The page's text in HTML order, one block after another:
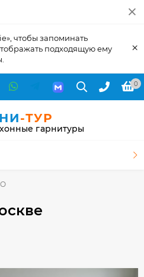
чтобы запоминать
подходящую ему
×
0
-ТУР
гарнитуры